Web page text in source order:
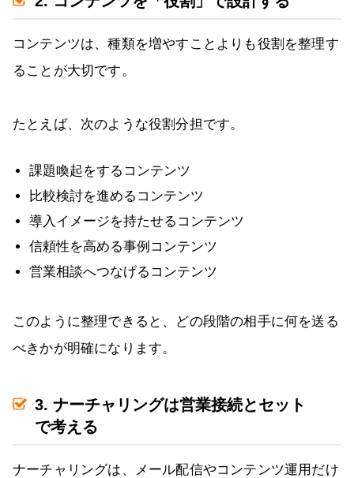
コンテンツは、種類を増やすことよりも役割を整理す
ることが大切です。
たとえば、次のような役割分担です。
課題喚起をするコンテンツ
比較検討を進めるコンテンツ
導入イメージを持たせるコンテンツ
信頼性を高める事例コンテンツ
営業相談へつなげるコンテンツ
このように整理できると、どの段階の相手に何を送る
べきかが明確になります。
3. ナーチャリングは営業接続とセット
で考える
ナーチャリングは、メール配信やコンテンツ運用だけ